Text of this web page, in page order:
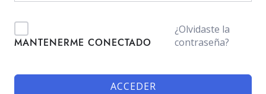
MANTENERME CONECTADO
¿Olvidaste la
contraseña?
ACCEDER